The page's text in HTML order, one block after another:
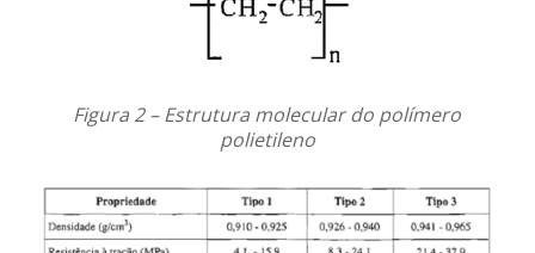
Figura 2 – Estrutura molecular do polímero
polietileno